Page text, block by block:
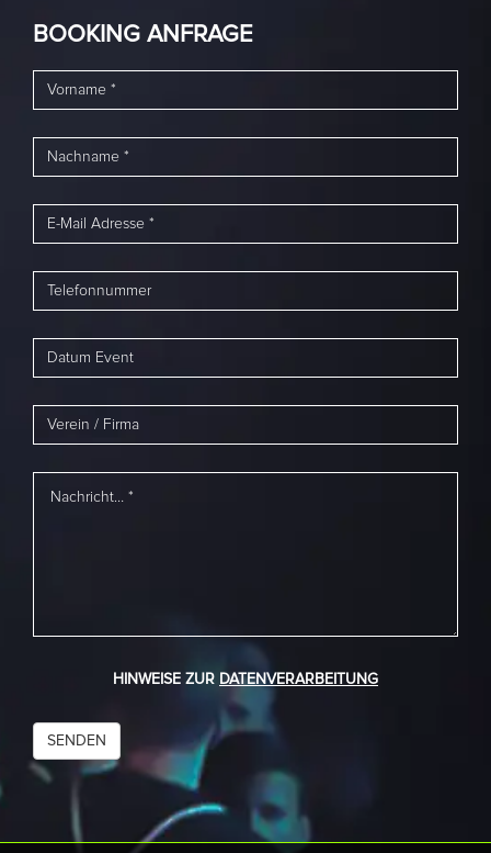
BOOKING ANFRAGE
HINWEISE ZUR DATENVERARBEITUNG